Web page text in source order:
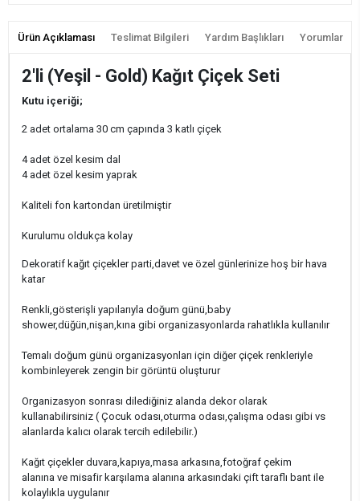
Ürün Açıklaması Teslimat Bilgileri Yardım Başlıkları Yorumlar
2'li (Yeşil - Gold) Kağıt Çiçek Seti
Kutu içeriği;
2 adet ortalama 30 cm çapında 3 katlı çiçek
4 adet özel kesim dal
4 adet özel kesim yaprak
Kaliteli fon kartondan üretilmiştir
Kurulumu oldukça kolay
Dekoratif kağıt çiçekler parti,davet ve özel günlerinize hoş bir hava
katar
Renkli,gösterişli yapılarıyla doğum günü,baby
shower,düğün,nişan,kına gibi organizasyonlarda rahatlıkla kullanılır
Temalı doğum günü organizasyonları için diğer çiçek renkleriyle
kombinleyerek zengin bir görüntü oluşturur
Organizasyon sonrası dilediğiniz alanda dekor olarak
kullanabilirsiniz ( Çocuk odası,oturma odası,çalışma odası gibi vs
alanlarda kalıcı olarak tercih edilebilir.)
Kağıt çiçekler duvara,kapıya,masa arkasına,fotoğraf çekim
alanına ve misafir karşılama alanına arkasındaki çift taraflı bant ile
kolaylıkla uygulanır